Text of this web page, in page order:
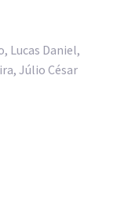
Lucas Daniel,
Júlio César